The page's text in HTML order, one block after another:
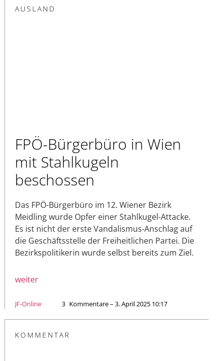
AUSLAND
FPÖ-Bürgerbüro in Wien
mit Stahlkugeln
beschossen
Das FPÖ-Bürgerbüro im 12. Wiener Bezirk
Meidling wurde Opfer einer Stahlkugel-Attacke.
Es ist nicht der erste Vandalismus-Anschlag auf
die Geschäftsstelle der Freiheitlichen Partei. Die
Bezirkspolitikerin wurde selbst bereits zum Ziel.
weiter
JF-Online 3 Kommentare – 3. April 2025 10:17
KOMMENTAR